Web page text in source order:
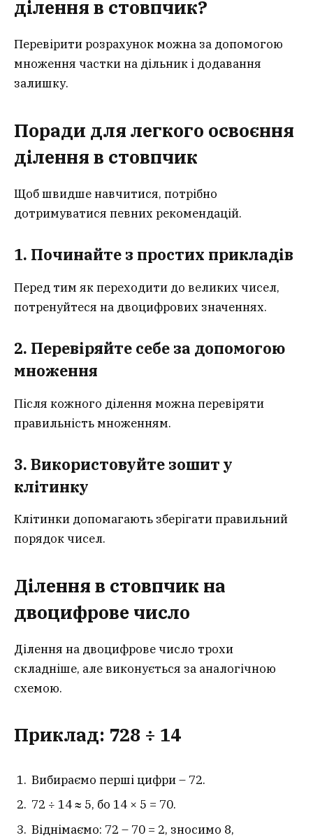
ділення в стовпчик?
Перевірити розрахунок можна за допомогою
множення частки на дільник і додавання
залишку.
Поради для легкого освоєння
ділення в стовпчик
Щоб швидше навчитися, потрібно
дотримуватися певних рекомендацій.
1. Починайте з простих прикладів
Перед тим як переходити до великих чисел,
потренуйтеся на двоцифрових значеннях.
2. Перевіряйте себе за допомогою
множення
Після кожного ділення можна перевіряти
правильність множенням.
3. Використовуйте зошит у
клітинку
Клітинки допомагають зберігати правильний
порядок чисел.
Ділення в стовпчик на
двоцифрове число
Ділення на двоцифрове число трохи
складніше, але виконується за аналогічною
схемою.
Приклад: 728 ÷ 14
Вибираємо перші цифри – 72.
72 ÷ 14 ≈ 5, бо 14 × 5 = 70.
Віднімаємо: 72 – 70 = 2, зносимо 8,